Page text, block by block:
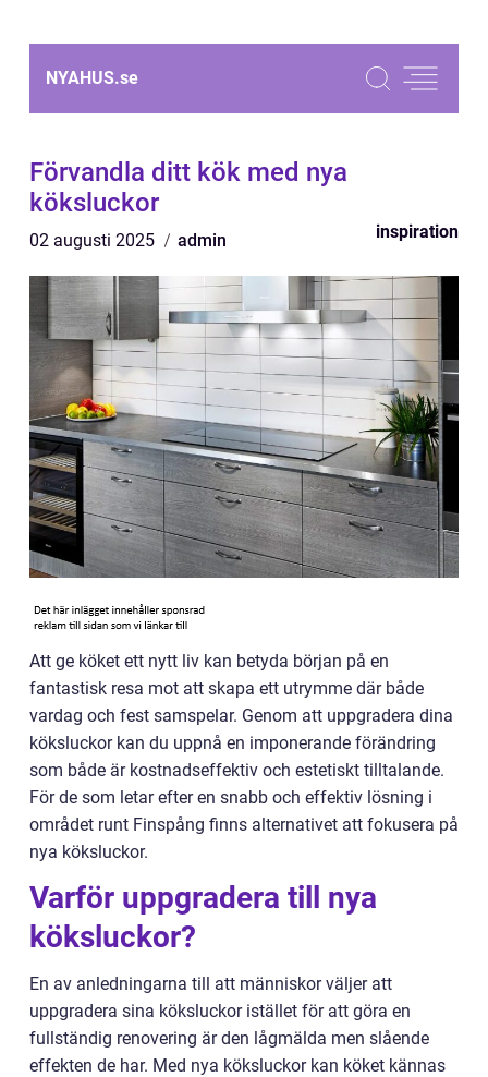
NYAHUS.se
Förvandla ditt kök med nya
köksluckor
02 augusti 2025 admin inspiration
Att ge köket ett nytt liv kan betyda början på en
fantastisk resa mot att skapa ett utrymme där både
vardag och fest samspelar. Genom att uppgradera dina
köksluckor kan du uppnå en imponerande förändring
som både är kostnadseffektiv och estetiskt tilltalande.
För de som letar efter en snabb och effektiv lösning i
området runt Finspång finns alternativet att fokusera på
nya köksluckor.
Varför uppgradera till nya
köksluckor?
En av anledningarna till att människor väljer att
uppgradera sina köksluckor istället för att göra en
fullständig renovering är den lågmälda men slående
effekten de har. Med nya köksluckor kan köket kännas